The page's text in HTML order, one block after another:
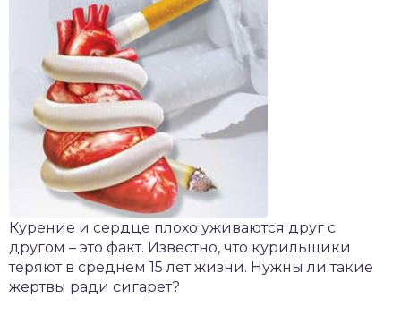
Курение и сердце плохо уживаются друг с
другом – это факт. Известно, что курильщики
теряют в среднем 15 лет жизни. Нужны ли такие
жертвы ради сигарет?